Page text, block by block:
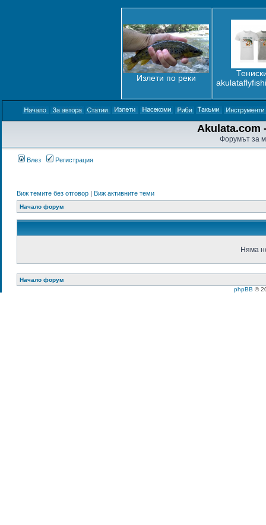
Излети по реки
Akulata.com
Форумът за
Влез Регистрация
Виж темите без отговор| Виж активните теми
Начало форум
Няма
Начало форум
phpBB ©